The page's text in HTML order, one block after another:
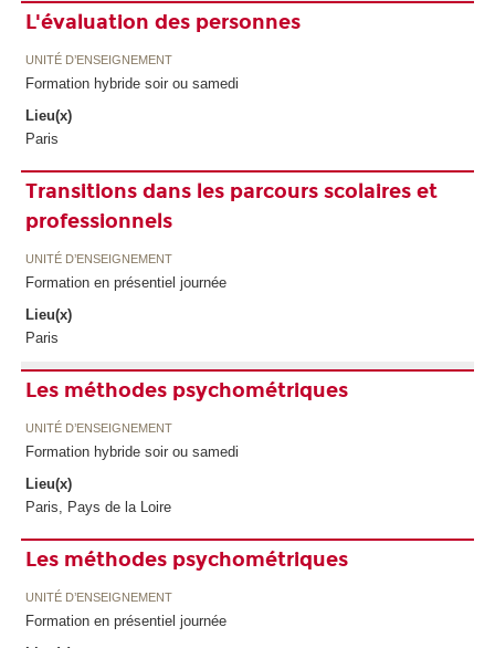
L'évaluation des personnes
UNITÉ D’ENSEIGNEMENT
Formation hybride soir ou samedi
Lieu(x)
Paris
Transitions dans les parcours scolaires et
professionnels
UNITÉ D’ENSEIGNEMENT
Formation en présentiel journée
Lieu(x)
Paris
Les méthodes psychométriques
UNITÉ D’ENSEIGNEMENT
Formation hybride soir ou samedi
Lieu(x)
Paris, Pays de la Loire
Les méthodes psychométriques
UNITÉ D’ENSEIGNEMENT
Formation en présentiel journée